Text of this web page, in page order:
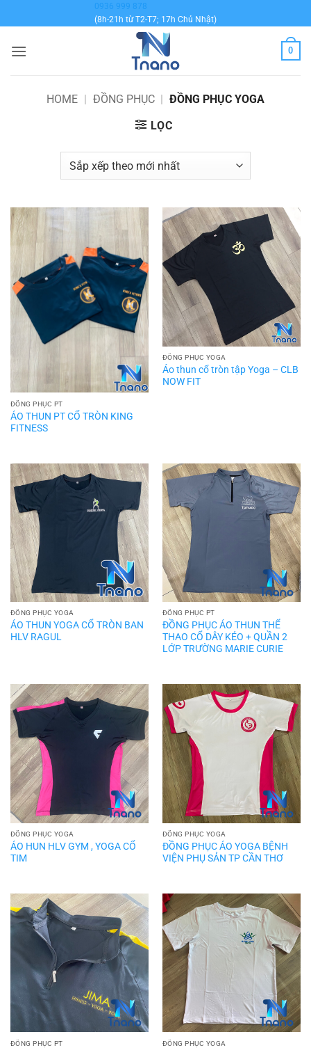
qua
dung
0936 999 878
(8h-21h từ T2-T7; 17h Chủ Nhật)
0
HOME | ĐỒNG PHỤC | ĐỒNG PHỤC YOGA
LỌC
ĐỒNG PHỤC PT
ÁO THUN PT CỔ TRÒN KING
FITNESS
ĐỒNG PHỤC YOGA
Áo thun cổ tròn tập Yoga – CLB
NOW FIT
ĐỒNG PHỤC YOGA
ÁO THUN YOGA CỔ TRÒN BAN
HLV RAGUL
ĐỒNG PHỤC PT
ĐỒNG PHỤC ÁO THUN THỂ
THAO CỔ DÂY KÉO + QUẦN 2
LỚP TRƯỜNG MARIE CURIE
ĐỒNG PHỤC YOGA
ÁO HUN HLV GYM , YOGA CỔ
TIM
ĐỒNG PHỤC YOGA
ĐỒNG PHỤC ÁO YOGA BỆNH
VIỆN PHỤ SẢN TP CẦN THƠ
ĐỒNG PHỤC PT ĐỒNG PHỤC YOGA